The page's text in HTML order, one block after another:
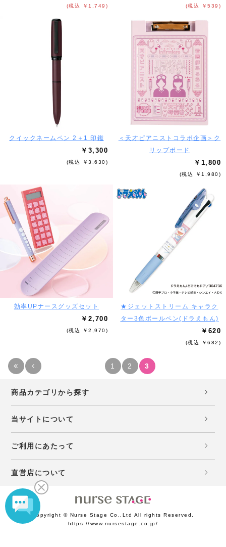
(税込 ￥1,749) (税込 ￥539)
クイックネームペン 2＋1 印鑑
￥3,300
(税込 ￥3,630)
＜天才ピアニストコラボ企画＞ク
リップボード
￥1,800
(税込 ￥1,980)
効率UPナースグッズセット
￥2,700
(税込 ￥2,970)
★ジェットストリーム キャラク
ター3色ボールペン(ドラえもん)
￥620
(税込 ￥682)
1 2 3
商品カテゴリから探す
当サイトについて
ご利用にあたって
直営店について
Copyright © Nurse Stage Co.,Ltd All rights Reserved.
https://www.nursestage.co.jp/